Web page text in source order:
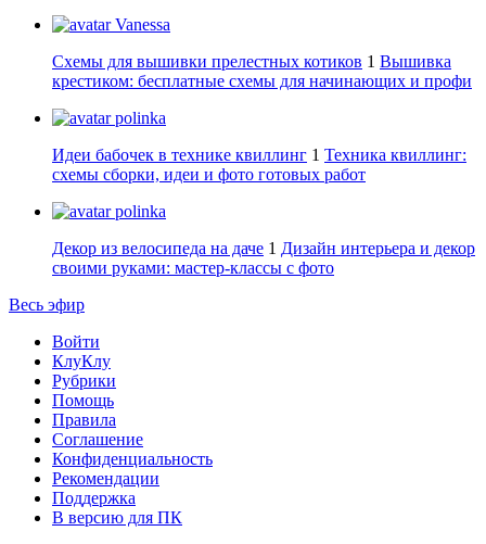
Vanessa
Схемы для вышивки прелестных котиков 1 Вышивка
крестиком: бесплатные схемы для начинающих и профи
polinka
Идеи бабочек в технике квиллинг 1 Техника квиллинг:
схемы сборки, идеи и фото готовых работ
polinka
Декор из велосипеда на даче 1 Дизайн интерьера и декор
своими руками: мастер-классы с фото
Весь эфир
Войти
КлуКлу
Рубрики
Помощь
Правила
Соглашение
Конфиденциальность
Рекомендации
Поддержка
В версию для ПК